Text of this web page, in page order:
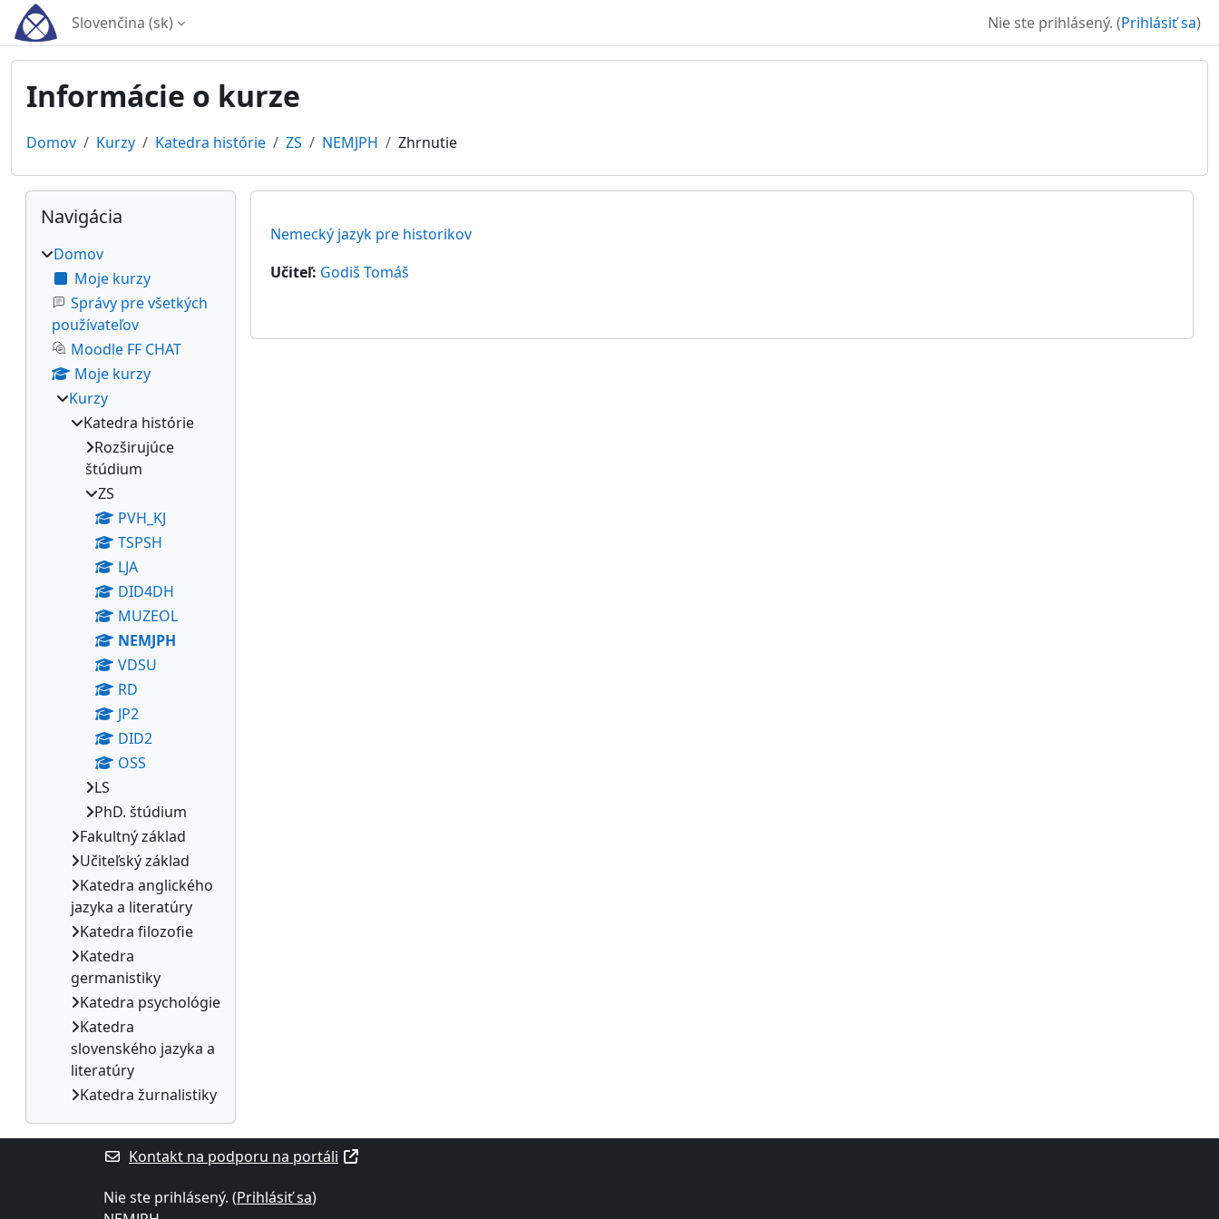
Preskočiť na hlavný obsah
Slovenčina ‎(sk)‎ Nie ste prihlásený. (Prihlásiť sa)
Informácie o kurze
Domov Kurzy Katedra histórie ZS NEMJPH Zhrnutie
Nemecký jazyk pre historikov
Učiteľ: Godiš Tomáš
Bloky
Preskočiť Navigácia
Navigácia
Domov
Moje kurzy
Správy pre všetkých
používateľov
Moodle FF CHAT
Moje kurzy
Kurzy
Katedra histórie
Rozširujúce
štúdium
ZS
PVH_KJ
TSPSH
LJA
DID4DH
MUZEOL
NEMJPH
VDSU
RD
JP2
DID2
OSS
LS
PhD. štúdium
Fakultný základ
Učiteľský základ
Katedra anglického
jazyka a literatúry
Katedra filozofie
Katedra
germanistiky
Katedra psychológie
Katedra
slovenského jazyka a
literatúry
Katedra žurnalistiky
Kontakt na podporu na portáli
Nie ste prihlásený. (Prihlásiť sa)